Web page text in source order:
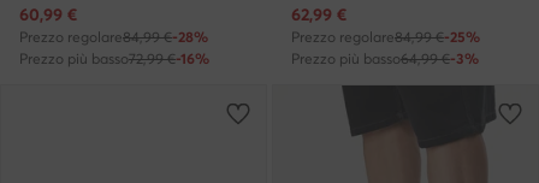
Prezzo attuale
60,99 €
Prezzo regolare84,99 €-28%
Prezzo più basso72,99 €-16%
Prezzo attuale
62,99 €
Prezzo regolare84,99 €-25%
Prezzo più basso64,99 €-3%